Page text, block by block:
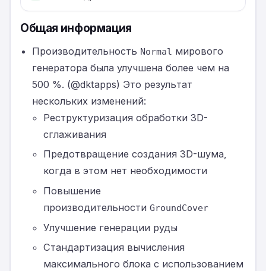
Общая информация
Производительность Normal мирового
генератора была улучшена более чем на
500 %. (@dktapps) Это результат
нескольких изменений:
Реструктуризация обработки 3D-
сглаживания
Предотвращение создания 3D-шума,
когда в этом нет необходимости
Повышение
производительностиGroundCover
Улучшение генерации руды
Стандартизация вычисления
максимального блока с использованием